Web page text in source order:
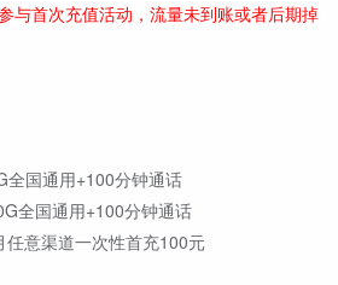
与首次充值活动，流量未到账或者后期掉
全国通用+100分钟通话
全国通用+100分钟通话
任意渠道一次性首充100元